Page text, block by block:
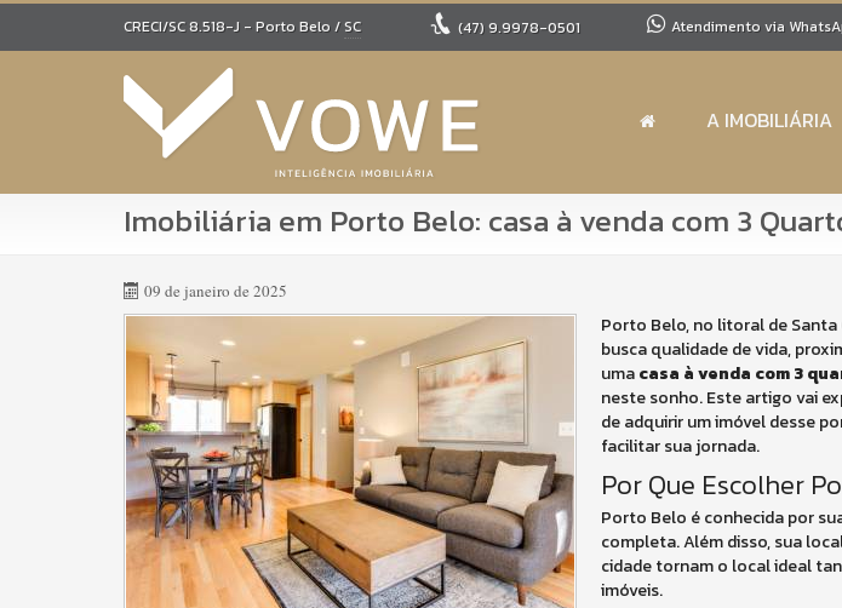
CRECI/SC 8.518-J - Porto Belo /SC (47)9.9978-0501 Atendimento via
A IMOBILIÁRIA
Imobiliária em Porto Belo: casa à venda com 3
09 de janeiro de 2025
Porto Belo, no litoral de
busca qualidade de vida,
umacasa à venda com 3
neste sonho. Este artigo vai
de adquirir um imóvel desse
facilitar sua jornada.
Por Que Escolher
Porto Belo é conhecida por
completa. Além disso, sua
cidade tornam o local ideal
imóveis.